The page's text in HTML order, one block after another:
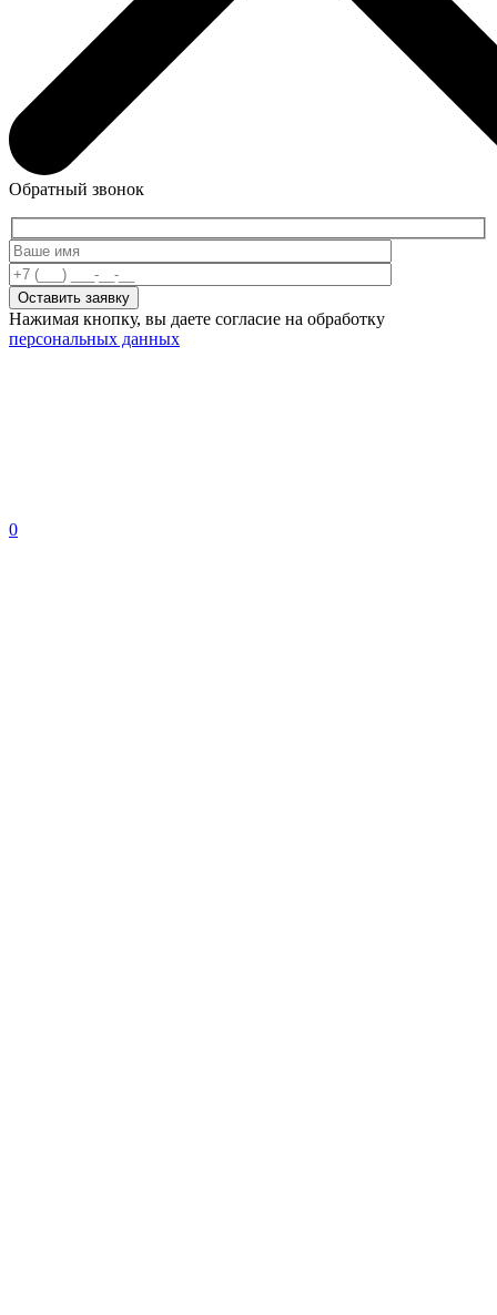
Обратный звонок
Нажимая кнопку, вы даете согласие на обработку
персональных данных
0